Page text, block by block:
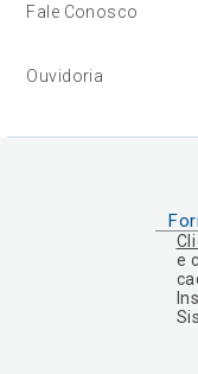
Fale Conosco
Ouvidoria
e